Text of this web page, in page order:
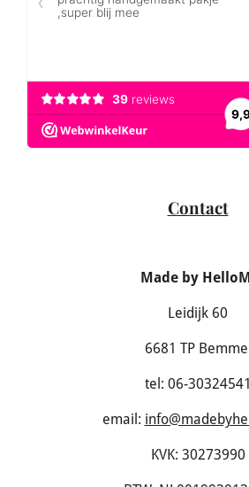
Contact
Made by
Leidijk 60
6681 TP Bemmel
tel: 06-30324541
email:
KVK: 30273990